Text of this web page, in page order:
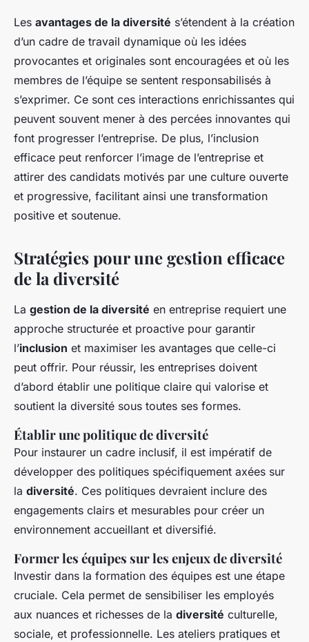
Les avantages de la diversité s’étendent à la création
d’un cadre de travail dynamique où les idées
provocantes et originales sont encouragées et où les
membres de l’équipe se sentent responsabilisés à
s’exprimer. Ce sont ces interactions enrichissantes qui
peuvent souvent mener à des percées innovantes qui
font progresser l’entreprise. De plus, l’inclusion
efficace peut renforcer l’image de l’entreprise et
attirer des candidats motivés par une culture ouverte
et progressive, facilitant ainsi une transformation
positive et soutenue.
Stratégies pour une gestion efficace
de la diversité
La gestion de la diversité en entreprise requiert une
approche structurée et proactive pour garantir
l’inclusion et maximiser les avantages que celle-ci
peut offrir. Pour réussir, les entreprises doivent
d’abord établir une politique claire qui valorise et
soutient la diversité sous toutes ses formes.
Établir une politique de diversité
Pour instaurer un cadre inclusif, il est impératif de
développer des politiques spécifiquement axées sur
la diversité. Ces politiques devraient inclure des
engagements clairs et mesurables pour créer un
environnement accueillant et diversifié.
Former les équipes sur les enjeux de diversité
Investir dans la formation des équipes est une étape
cruciale. Cela permet de sensibiliser les employés
aux nuances et richesses de la diversité culturelle,
sociale, et professionnelle. Les ateliers pratiques et